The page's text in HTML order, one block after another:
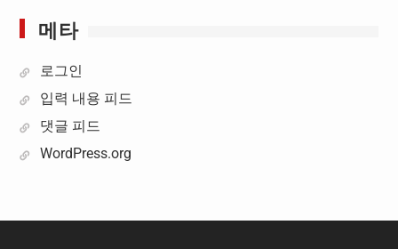
메타
로그인
입력 내용 피드
댓글 피드
WordPress.org